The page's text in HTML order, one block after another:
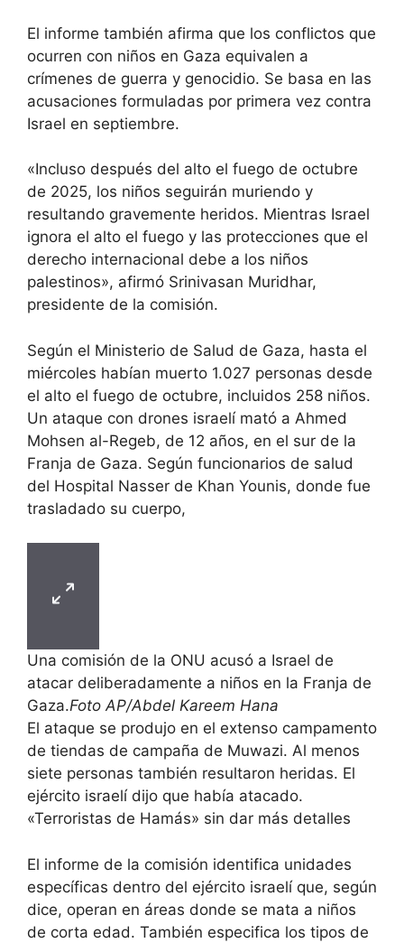
El informe también afirma que los conflictos que
ocurren con niños en Gaza equivalen a
crímenes de guerra y genocidio. Se basa en las
acusaciones formuladas por primera vez contra
Israel en septiembre.
«Incluso después del alto el fuego de octubre
de 2025, los niños seguirán muriendo y
resultando gravemente heridos. Mientras Israel
ignora el alto el fuego y las protecciones que el
derecho internacional debe a los niños
palestinos», afirmó Srinivasan Muridhar,
presidente de la comisión.
Según el Ministerio de Salud de Gaza, hasta el
miércoles habían muerto 1.027 personas desde
el alto el fuego de octubre, incluidos 258 niños.
Un ataque con drones israelí mató a Ahmed
Mohsen al-Regeb, de 12 años, en el sur de la
Franja de Gaza. Según funcionarios de salud
del Hospital Nasser de Khan Younis, donde fue
trasladado su cuerpo,
Una comisión de la ONU acusó a Israel de
atacar deliberadamente a niños en la Franja de
Gaza.Foto AP/Abdel Kareem Hana
El ataque se produjo en el extenso campamento
de tiendas de campaña de Muwazi. Al menos
siete personas también resultaron heridas. El
ejército israelí dijo que había atacado.
«Terroristas de Hamás» sin dar más detalles
El informe de la comisión identifica unidades
específicas dentro del ejército israelí que, según
dice, operan en áreas donde se mata a niños
de corta edad. También especifica los tipos de